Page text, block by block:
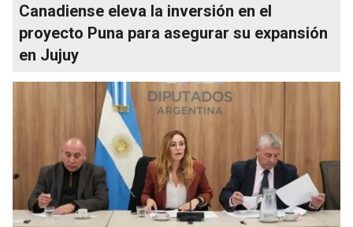
Canadiense eleva la inversión en el
proyecto Puna para asegurar su expansión
en Jujuy